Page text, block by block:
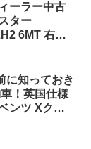
ーラー中古
ター
6MT 右ハ
に知っておき
！英国仕様
ンツ Xクラ